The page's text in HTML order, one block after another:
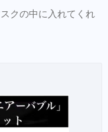
クの中に入れてくれ